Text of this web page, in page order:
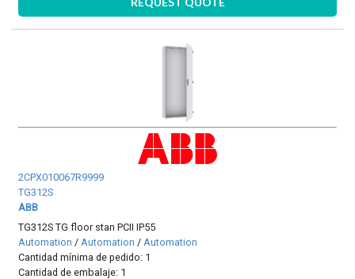
2CPX010067R9999
TG312S
ABB
TG312S TG floor stan PCII IP55
Automation / Automation / Automation
Cantidad mínima de pedido: 1
Cantidad de embalaje: 1